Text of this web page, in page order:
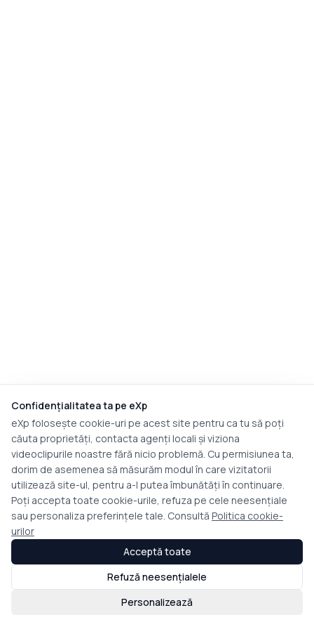
Confidențialitatea ta pe eXp
eXp folosește cookie-uri pe acest site pentru ca tu să poți
căuta proprietăți, contacta agenți locali și viziona
videoclipurile noastre fără nicio problemă. Cu permisiunea ta,
dorim de asemenea să măsurăm modul în care vizitatorii
utilizează site-ul, pentru a-l putea îmbunătăți în continuare.
Poți accepta toate cookie-urile, refuza pe cele neesențiale
sau personaliza preferințele tale. Consultă Politica cookie-
urilor
Personalizează
Refuză neesențialele
Acceptă toate